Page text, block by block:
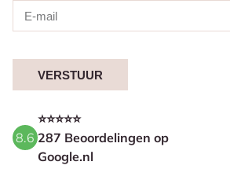
VERSTUUR
8.6
⭐⭐⭐⭐⭐
287 Beoordelingen op
Google.nl